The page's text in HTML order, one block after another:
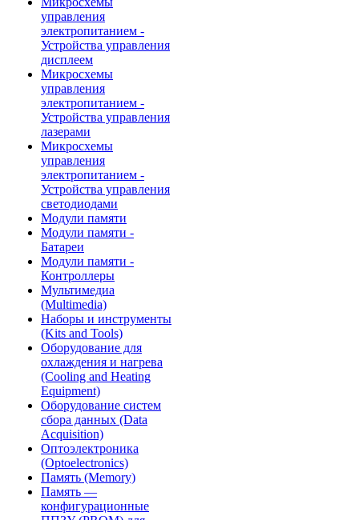
управления
электропитанием -
Устройства управления
дисплеем
Микросхемы
управления
электропитанием -
Устройства управления
лазерами
Микросхемы
управления
электропитанием -
Устройства управления
светодиодами
Модули памяти
Модули памяти -
Батареи
Модули памяти -
Контроллеры
Мультимедиа
(Multimedia)
Наборы и инструменты
(Kits and Tools)
Оборудование для
охлаждения и нагрева
(Cooling and Heating
Equipment)
Оборудование систем
сбора данных (Data
Acquisition)
Оптоэлектроника
(Optoelectronics)
Память (Memory)
Память —
конфигурационные